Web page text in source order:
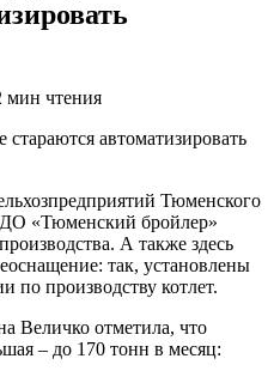
мин чтения
Тюменского
«Тюменский бройлер»
А также здесь
так, установлены
по производству котлет.
Величко отметила, что
– до 170 тонн в месяц: